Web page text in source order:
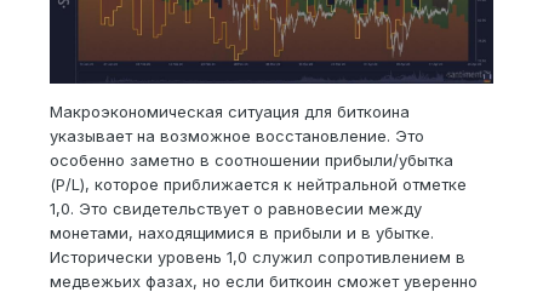
Макроэкономическая ситуация для биткоина
указывает на возможное восстановление. Это
особенно заметно в соотношении прибыли/убытка
(P/L), которое приближается к нейтральной отметке
1,0. Это свидетельствует о равновесии между
монетами, находящимися в прибыли и в убытке.
Исторически уровень 1,0 служил сопротивлением в
медвежьих фазах, но если биткоин сможет уверенно